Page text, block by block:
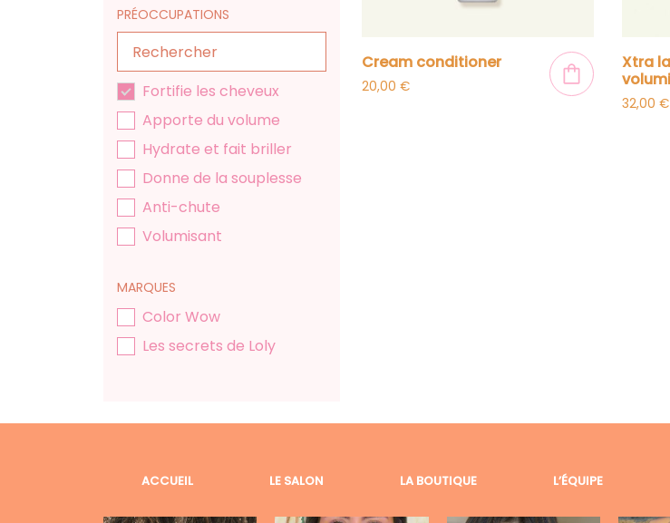
PRÉOCCUPATIONS
Fortifie les cheveux
Apporte du volume
Hydrate et fait briller
Donne de la souplesse
Anti-chute
Volumisant
MARQUES
Color Wow
Les secrets de Loly
cream conditioner
20,00 €
xtra large mousse
32,00€
ACCUEIL LE SALON LA BOUTIQUE L’ÉQUIPE